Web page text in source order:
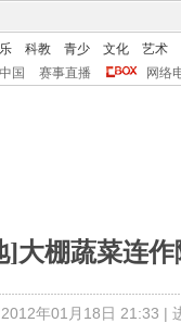
科教 青少 文化
艺术
国 赛事直播 网络
]大棚蔬菜连作
年01月18日 21:33 |